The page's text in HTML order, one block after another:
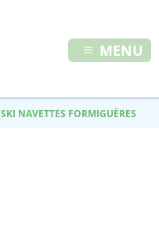
MENU
SKI NAVETTES FORMIGUÈRES